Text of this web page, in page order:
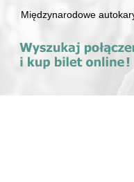
Międzynarodowe